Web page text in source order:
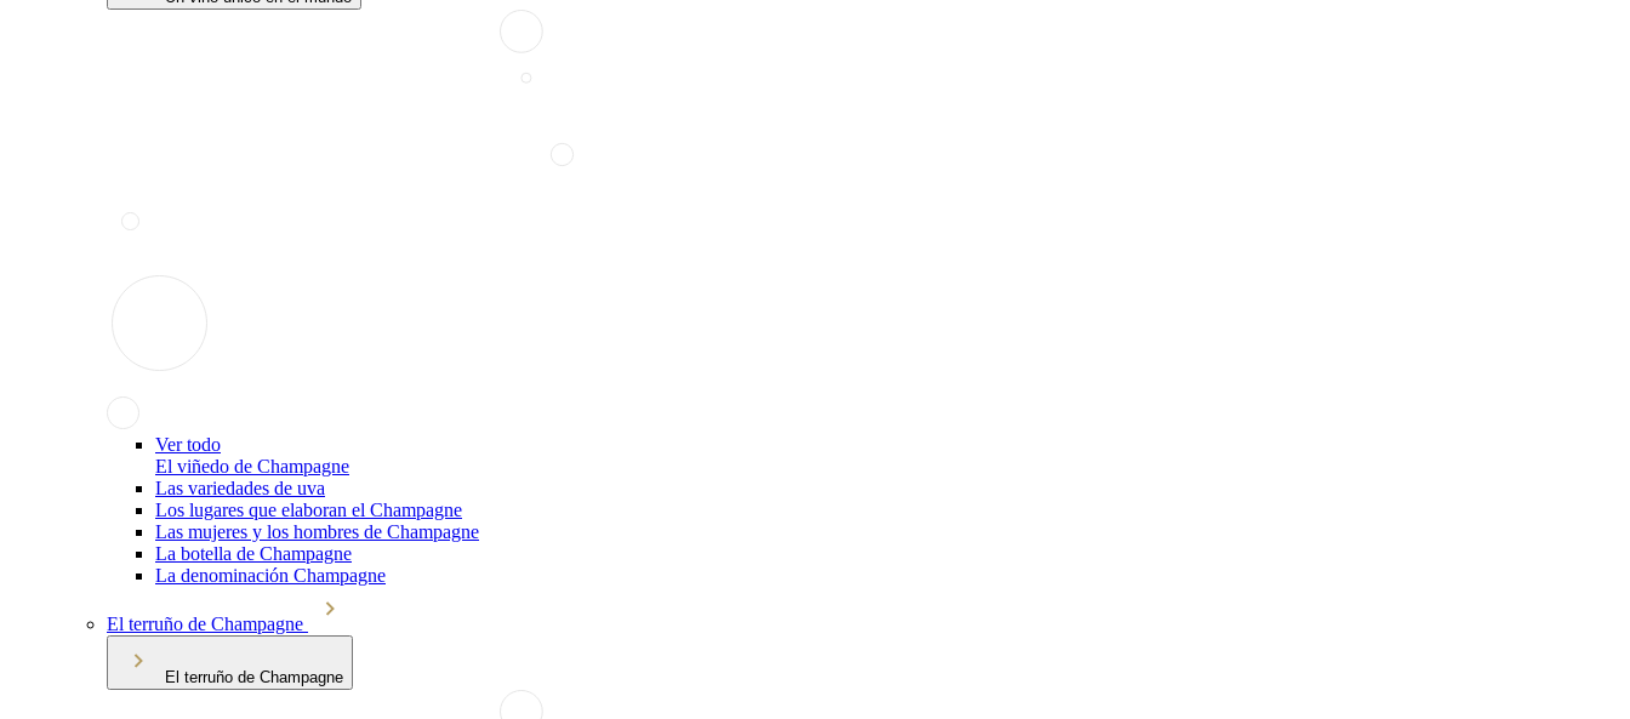
Ver todo
El viñedo de Champagne
Las variedades de uva
Los lugares que elaboran el Champagne
Las mujeres y los hombres de Champagne
La botella de Champagne
La denominación Champagne
El terruño de Champagne
El terruño de Champagne